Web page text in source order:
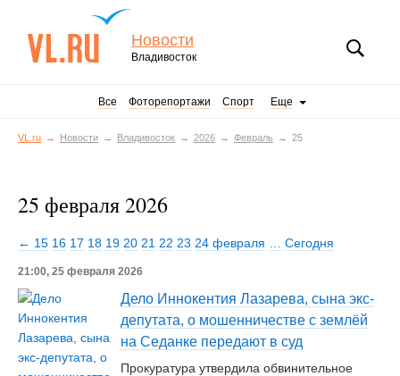
Новости
Владивосток
Все Фоторепортажи Спорт Еще
VL.ru Новости Владивосток 2026 Февраль 25
25 февраля 2026
← 15 16 17 18 19 20 21 22 23 24 февраля Сегодня
21:00, 25 февраля 2026
Дело Иннокентия Лазарева, сына экс-
депутата, о мошенничестве с землёй
на Седанке передают в суд
Прокуратура утвердила обвинительное